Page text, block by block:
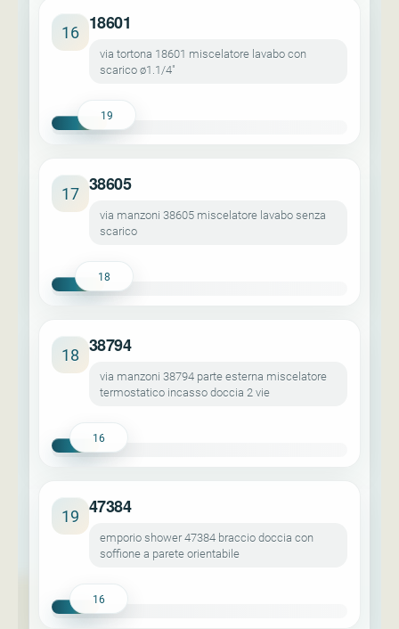
16 18601
via tortona 18601 miscelatore lavabo con
scarico ø1.1/4"
19
17 38605
via manzoni 38605 miscelatore lavabo senza
scarico
18
18 38794
via manzoni 38794 parte esterna miscelatore
termostatico incasso doccia 2 vie
16
19 47384
emporio shower 47384 braccio doccia con
soffione a parete orientabile
16